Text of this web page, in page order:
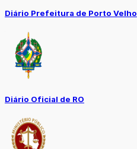
Diário Prefeitura de Porto Velho
Diário Oficial de RO